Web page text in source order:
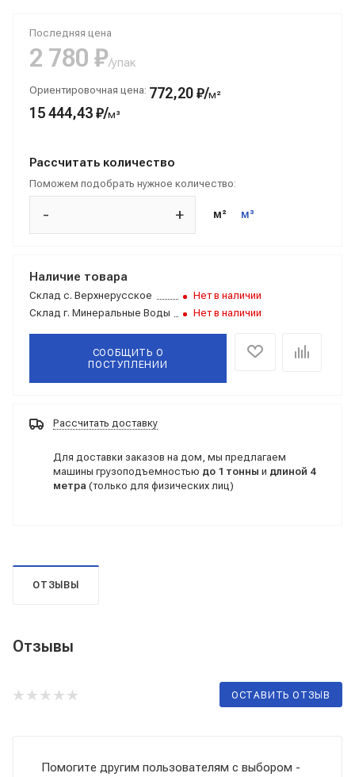
Последняя цена
2 780 ₽/упак
Ориентировочная цена: 772,20 ₽/м²
15 444,43 ₽/м³
Рассчитать количество
Поможем подобрать нужное количество:
- + м² м³
Наличие товара
Склад с. Верхнерусское
Нет в наличии
Склад г. Минеральные Воды Нет в наличии
СООБЩИТЬ О
ПОСТУПЛЕНИИ
Рассчитать доставку
Для доставки заказов на дом, мы предлагаем
машины грузоподъемностью до 1 тонны и длиной 4
метра (только для физических лиц)
ОТЗЫВЫ
Отзывы
ОСТАВИТЬ ОТЗЫВ
Помогите другим пользователям с выбором -